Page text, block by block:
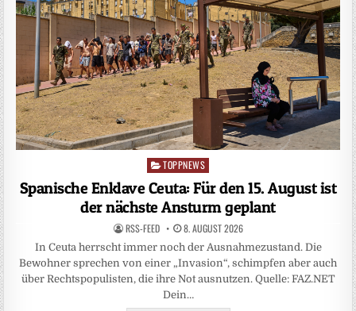
Posted
in
TOPPNEWS
Spanische Enklave Ceuta: Für den 15. August ist
der nächste Ansturm geplant
RSS-FEED 8. AUGUST 2026
In Ceuta herrscht immer noch der Ausnahmezustand. Die
Bewohner sprechen von einer „Invasion“, schimpfen aber auch
über Rechtspopulisten, die ihre Not ausnutzen. Quelle: FAZ.NET
Dein…